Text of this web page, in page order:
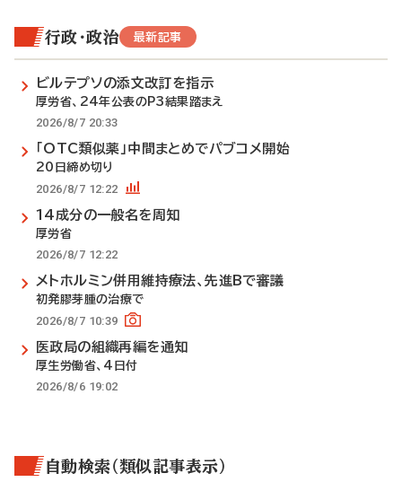
行政・政治 最新記事
ビルテプソの添文改訂を指示
厚労省、24年公表のP3結果踏まえ
2026/8/7 20:33
「OTC類似薬」中間まとめでパブコメ開始
20日締め切り
2026/8/7 12:22
14成分の一般名を周知
厚労省
2026/8/7 12:22
メトホルミン併用維持療法、先進Bで審議
初発膠芽腫の治療で
2026/8/7 10:39
医政局の組織再編を通知
厚生労働省、4日付
2026/8/6 19:02
自動検索（類似記事表示）